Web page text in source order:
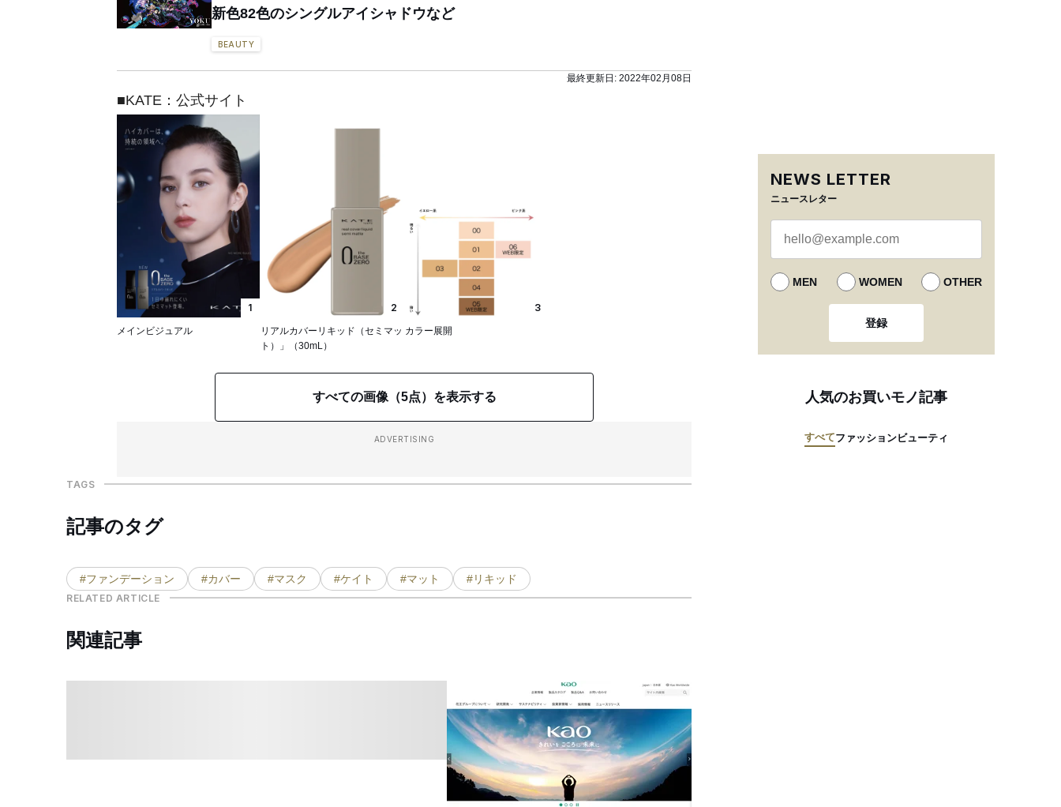
新色82色のシングルアイシャドウなど
BEAUTY
最終更新日: 2022年02月08日
■KATE：公式サイト
1
メインビジュアル
2
リアルカバーリキッド（セミマッ
ト）」（30mL）
3
カラー展開
すべての画像（5点）を表示する
ADVERTISING
TAGS
記事のタグ
#ファンデーション #カバー #マスク #ケイト #マット #リキッド
RELATED ARTICLE
関連記事
NEWS LETTER
ニュースレター
MEN WOMEN OTHER
登録
人気のお買いモノ記事
すべてファッションビューティ